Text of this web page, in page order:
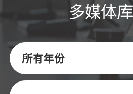
多媒体库
所有年份
关键字